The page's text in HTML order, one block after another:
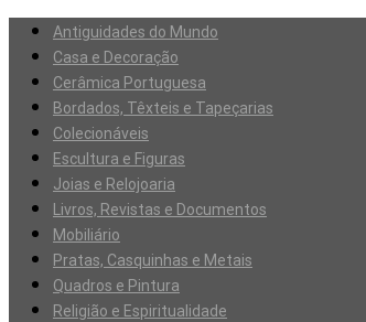
Antiguidades do Mundo
Casa e Decoração
Cerâmica Portuguesa
Bordados, Têxteis e Tapeçarias
Colecionáveis
Escultura e Figuras
Joias e Relojoaria
Livros, Revistas e Documentos
Mobiliário
Pratas, Casquinhas e Metais
Quadros e Pintura
Religião e Espiritualidade